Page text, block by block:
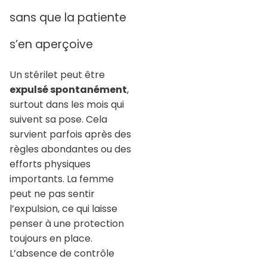
sans que la patiente
s’en aperçoive
Un stérilet peut être
expulsé spontanément,
surtout dans les mois qui
suivent sa pose. Cela
survient parfois après des
règles abondantes ou des
efforts physiques
importants. La femme
peut ne pas sentir
l’expulsion, ce qui laisse
penser à une protection
toujours en place.
L’absence de contrôle